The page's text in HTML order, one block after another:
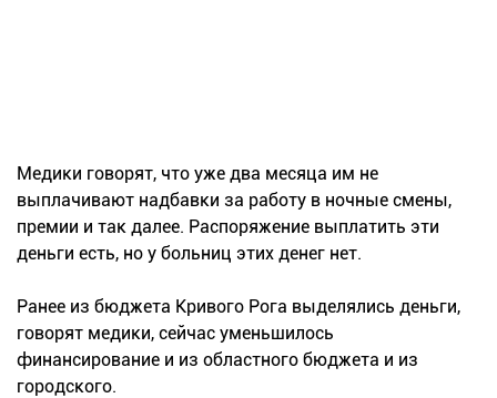
Медики говорят, что уже два месяца им не
выплачивают надбавки за работу в ночные смены,
премии и так далее. Распоряжение выплатить эти
деньги есть, но у больниц этих денег нет.
Ранее из бюджета Кривого Рога выделялись деньги,
говорят медики, сейчас уменьшилось
финансирование и из областного бюджета и из
городского.